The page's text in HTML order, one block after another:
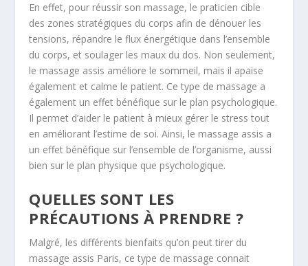
En effet, pour réussir son massage, le praticien cible
des zones stratégiques du corps afin de dénouer les
tensions, répandre le flux énergétique dans l’ensemble
du corps, et soulager les maux du dos. Non seulement,
le massage assis améliore le sommeil, mais il apaise
également et calme le patient. Ce type de massage a
également un effet bénéfique sur le plan psychologique.
Il permet d’aider le patient à mieux gérer le stress tout
en améliorant l’estime de soi. Ainsi, le massage assis a
un effet bénéfique sur l’ensemble de l’organisme, aussi
bien sur le plan physique que psychologique.
QUELLES SONT LES
PRÉCAUTIONS À PRENDRE ?
Malgré, les différents bienfaits qu’on peut tirer du
massage assis Paris, ce type de massage connait